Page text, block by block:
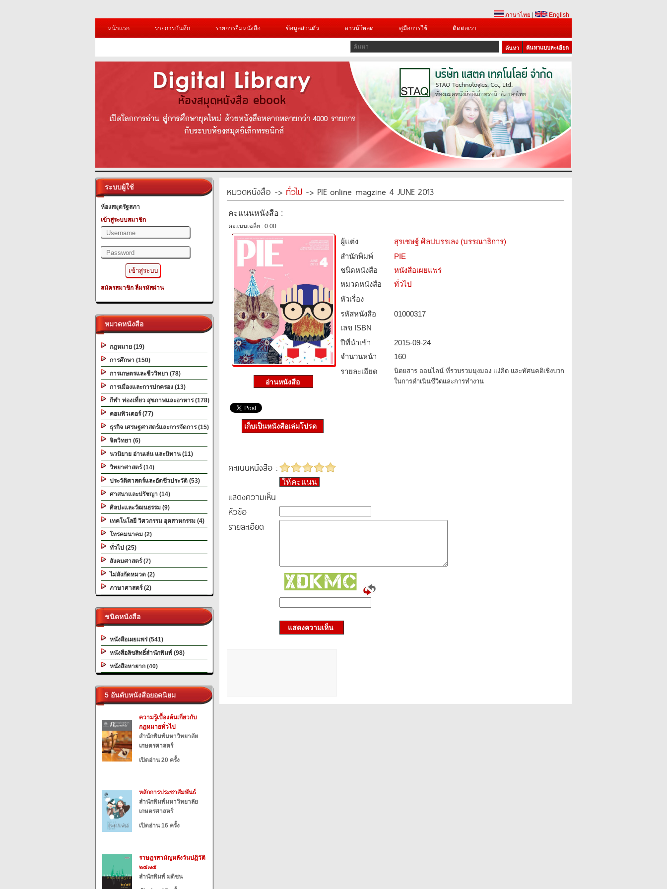
ภาษาไทย
English
หน้าแรก
รายการบันทึก รายการยืมหนังสือ ข้อมูลส่วนตัว ดาวน์โหลด คู่มือการใช้ ติดต่อเรา
ค้นหาแบบละเอียด
ระบบผู้ใช้
ห้องสมุดรัฐสภา
เข้าสู่ระบบสมาชิก
สมัครสมาชิก ลืมรหัสผ่าน
หมวดหนังสือ
กฎหมาย (19)
การศึกษา (150)
การเกษตรและชีววิทยา (78)
การเมืองและการปกครอง (13)
กีฬา ท่องเที่ยว สุขภาพและอาหาร (178)
คอมพิวเตอร์ (77)
ธุรกิจ เศรษฐศาสตร์และการจัดการ (15)
จิตวิทยา (6)
นวนิยาย อ่านเล่น และนิทาน (11)
วิทยาศาสตร์ (14)
ประวัติศาสตร์และอัตชีวประวัติ (53)
ศาสนาและปรัชญา (14)
ศิลปะและวัฒนธรรม (9)
เทคโนโลยี วิศวกรรม อุตสาหกรรม (4)
โทรคมนาคม (2)
ทั่วไป (25)
สังคมศาสตร์ (7)
ไม่สังกัดหมวด (2)
ภาษาศาสตร์ (2)
ชนิดหนังสือ
หนังสือเผยแพร่ (541)
หนังสือลิขสิทธิ์สำนักพิมพ์ (98)
หนังสือหายาก (40)
5 อันดับหนังสือยอดนิยม
ความรู้เบื้องต้นเกี่ยวกับ
กฎหมายทั่วไป
สำนักพิมพ์มหาวิทยาลัย
เกษตรศาสตร์
เปิดอ่าน 20 ครั้ง
หลักการประชาสัมพันธ์
สำนักพิมพ์มหาวิทยาลัย
เกษตรศาสตร์
เปิดอ่าน 16 ครั้ง
ราษฎรสามัญหลังวันปฏิวัติ
๒๔๗๕
สำนักพิมพ์ มติชน
หมวดหนังสือ -> ทั่วไป -> PIE online magzine 4 JUNE 2013
คะแนนหนังสือ :
คะแนนเฉลี่ย : 0.00
ผู้แต่ง
สุรเชษฐ์ ศิลปบรรเลง (บรรณาธิการ)
สำนักพิมพ์
PIE
ชนิดหนังสือ­
หนังสือเผยแพร่
หมวดหนังสือ­
ทั่วไป
หัวเรื่อง
รหัสหนังสือ­
01000317
เลข ISBN
ปีที่นำเข้า
2015-09-24
จำนวนหน้า
160
รายละเอียด
นิตยสาร ออนไลน์ ที่รวบรวมมุงมอง แง่คิด และทัศนคติเชิงบวก
ในการดำเนินชีวิตและการทำงาน
เก็บเป็นหนังสือเล่มโปรด
คะแนนหนังสือ :
ให้คะแนน
แสดงความเห็น
หัวข้อ
รายละเอียด
แสดงความเห็น